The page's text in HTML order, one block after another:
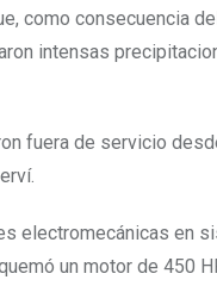
como consecuencia
intensas
fuera de servicio
electromecánicas en
un motor de 450